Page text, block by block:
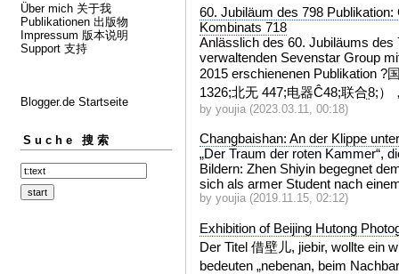
Über mich 关于我
Publikationen 出版物
Impressum 版本说明
Support 支持
Blogger.de Startseite
Suche 搜索
60. Jubiläum des 798
Kombinats 718
Anlässlich des 60. Jubiläums
verwaltenden Sevenstar Group
2015 erschienenen Publikation ?
1326;北无 447;电器Ĉ48;联合࡙8;）
by youjia (2023.03.11, 00:18)
Changbaishan: An der Klippe
„Der Traum der roten Kammer“,
Bildern: Zhen Shiyin begegnet
sich als armer Student nach
by youjia (2019.11.15, 02:12)
Exhibition of Beijing Hutong
Der Titel 借壁儿, jiebir, wollte ein
bedeuten „nebenan, beim